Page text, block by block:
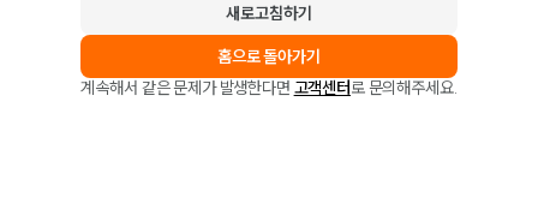
새로고침하기
홈으로 돌아가기
계속해서 같은 문제가 발생한다면 고객센터로 문의해주세요.